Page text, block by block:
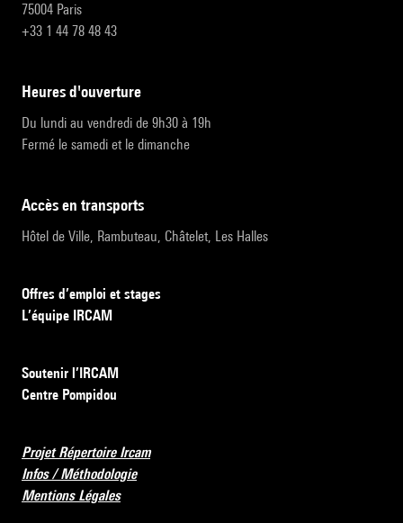
75004 Paris
+33 1 44 78 48 43
heures d'ouverture
Du lundi au vendredi de 9h30 à 19h
Fermé le samedi et le dimanche
accès en transports
Hôtel de Ville, Rambuteau, Châtelet, Les Halles
Offres d’emploi et stages
L’équipe IRCAM
Soutenir l’IRCAM
Centre Pompidou
Projet Répertoire Ircam
Infos / Méthodologie
Mentions Légales